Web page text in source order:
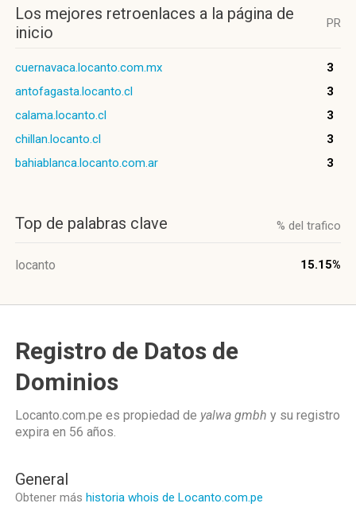
Los mejores retroenlaces a la página de
inicio
PR
cuernavaca.locanto.com.mx
3
antofagasta.locanto.cl
3
calama.locanto.cl
3
chillan.locanto.cl
3
bahiablanca.locanto.com.ar
3
Top de palabras clave % del trafico
locanto 15.15%
Registro de Datos de
Dominios
Locanto.com.pe es propiedad de yalwa gmbh y su registro
expira en 56 años.
General
Obtener más historia whois de Locanto.com.pe